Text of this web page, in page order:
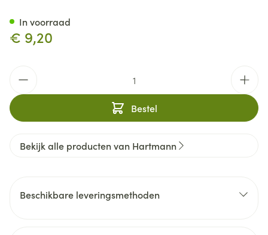
€ 9,20
Bestel
In voorraad
Bekijk alle producten van Hartmann
Beschikbare leveringsmethoden